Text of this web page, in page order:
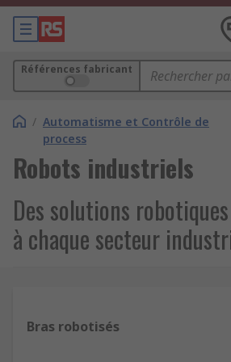
Références fabricant
/ Automatisme et Contrôle de
process
Robots industriels
Des solutions
à chaque secteur
de l’automatisation industrielle.
nombreux secteurs industriels
automobile, l’électronique ou
en général, ces machines
Bras robotisés